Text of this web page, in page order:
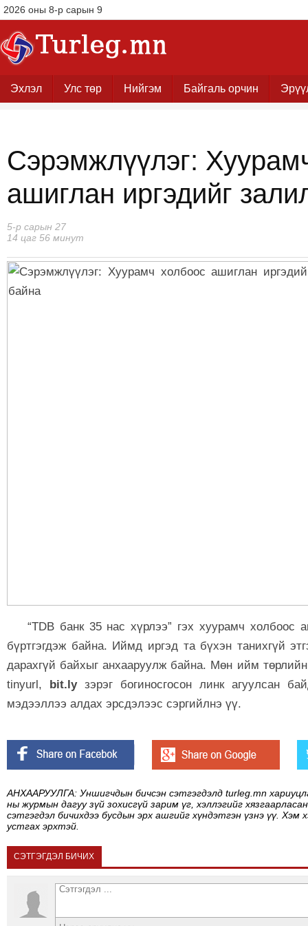
2026 оны 8-р сарын 9
Эхлэл Улс төр Нийгэм Байгаль орчин
Сэрэмжлүүлэг:
ашиглан иргэдийг
5-р сарын 27
14 цаг 56 минут
“TDB банк 35 нас хүрлээ” гэх хуурамч холбоос
бүртгэгдэж байна. Иймд иргэд та бүхэн танихгүй
дарахгүй байхыг анхааруулж байна. Мөн ийм
tinyurl, bit.lyзэрэг богиносгосон линк агуулсан
мэдээллээ алдах эрсдэлээс сэргийлнэ үү.
АНХААРУУЛГА: Уншигчдын бичсэн сэтгэгдэлд turleg.mn
ны журмын дагуу зүй зохисгүй зарим үг, хэллэгийг
сэтгэгдэл бичихдээ бусдын эрх ашгийг хүндэтгэн үзнэ үү. Хэм
устгах эрхтэй.
СЭТГЭГДЭЛ БИЧИХ